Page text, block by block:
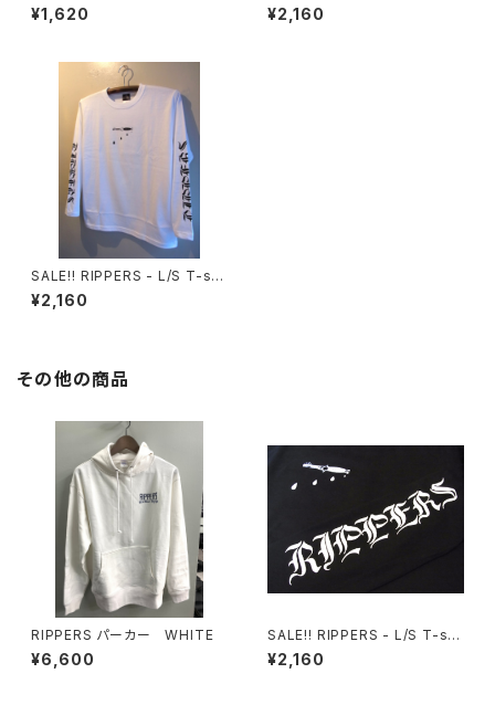
rt (BLACK)
¥1,620
rt (BLACK)
¥2,160
SALE‼︎ RIPPERS - L/S T-shi
rt (WHITE)
¥2,160
その他の商品
RIPPERS パーカー WHITE
¥6,600
SALE‼︎ RIPPERS - L/S T-shi
rt (BLACK)
¥2,160